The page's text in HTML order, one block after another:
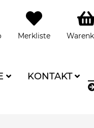
Merkliste
KONTAKT